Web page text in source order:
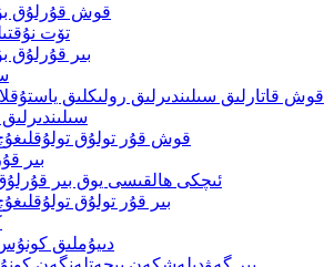
قوش قۇرلۇق
تۆت
بىر قۇرلۇق
قوش قاتارلىق سىلىندىرلىق رولىكلىق
قوش قۇر تولۇق
بىر
ئىچكى ھالقىسى يوق بىر قۇرلۇق
بىر قۇر تولۇق
دىيۇملىق